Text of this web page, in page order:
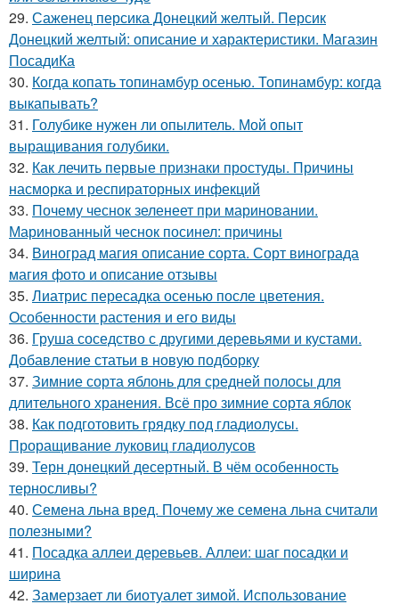
29. Саженец персика Донецкий желтый. Персик
Донецкий желтый: описание и характеристики. Магазин
ПосадиКа
30. Когда копать топинамбур осенью. Топинамбур: когда
выкапывать?
31. Голубике нужен ли опылитель. Мой опыт
выращивания голубики.
32. Как лечить первые признаки простуды. Причины
насморка и респираторных инфекций
33. Почему чеснок зеленеет при мариновании.
Маринованный чеснок посинел: причины
34. Виноград магия описание сорта. Сорт винограда
магия фото и описание отзывы
35. Лиатрис пересадка осенью после цветения.
Особенности растения и его виды
36. Груша соседство с другими деревьями и кустами.
Добавление статьи в новую подборку
37. Зимние сорта яблонь для средней полосы для
длительного хранения. Всё про зимние сорта яблок
38. Как подготовить грядку под гладиолусы.
Проращивание луковиц гладиолусов
39. Терн донецкий десертный. В чём особенность
терносливы?
40. Семена льна вред. Почему же семена льна считали
полезными?
41. Посадка аллеи деревьев. Аллеи: шаг посадки и
ширина
42. Замерзает ли биотуалет зимой. Использование